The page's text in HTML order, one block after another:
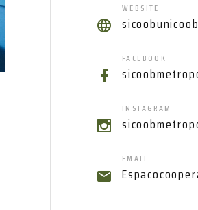
WEBSITE
FACEBOOK
INSTAGRAM
EMAIL